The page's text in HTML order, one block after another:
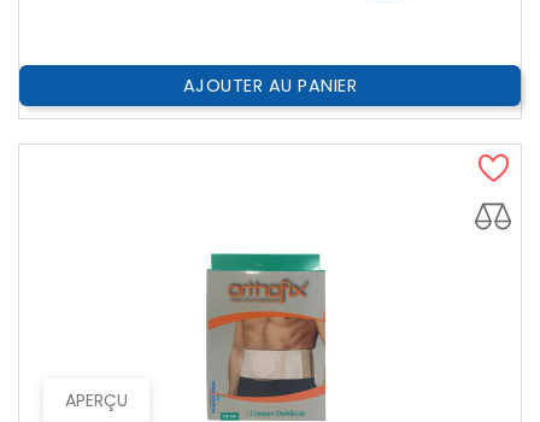
AJOUTER AU PANIER
APERÇU